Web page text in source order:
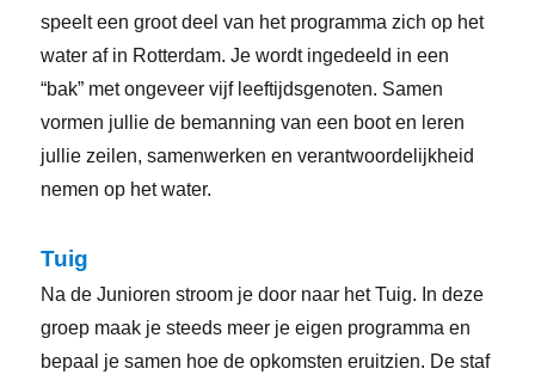
speelt een groot deel van het programma zich op het
water af in Rotterdam. Je wordt ingedeeld in een
“bak” met ongeveer vijf leeftijdsgenoten. Samen
vormen jullie de bemanning van een boot en leren
jullie zeilen, samenwerken en verantwoordelijkheid
nemen op het water.
Tuig
Na de Junioren stroom je door naar het Tuig. In deze
groep maak je steeds meer je eigen programma en
bepaal je samen hoe de opkomsten eruitzien. De staf